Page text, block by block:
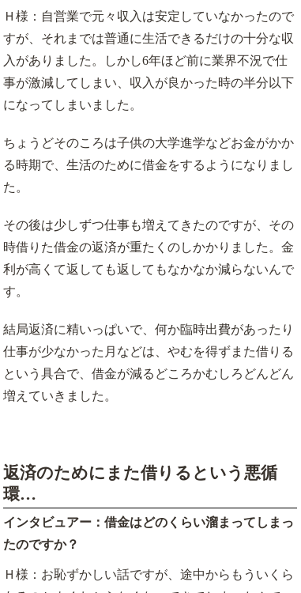
Ｈ様：自営業で元々収入は安定していなかったので
すが、それまでは普通に生活できるだけの十分な収
入がありました。しかし6年ほど前に業界不況で仕
事が激減してしまい、収入が良かった時の半分以下
になってしまいました。
ちょうどそのころは子供の大学進学などお金がかか
る時期で、生活のために借金をするようになりまし
た。
その後は少しずつ仕事も増えてきたのですが、その
時借りた借金の返済が重たくのしかかりました。金
利が高くて返しても返してもなかなか減らないんで
す。
結局返済に精いっぱいで、何か臨時出費があったり
仕事が少なかった月などは、やむを得ずまた借りる
という具合で、借金が減るどころかむしろどんどん
増えていきました。
返済のためにまた借りるという悪循
環…
インタビュアー：借金はどのくらい溜まってしまっ
たのですか？
Ｈ様：お恥ずかしい話ですが、途中からもういくら